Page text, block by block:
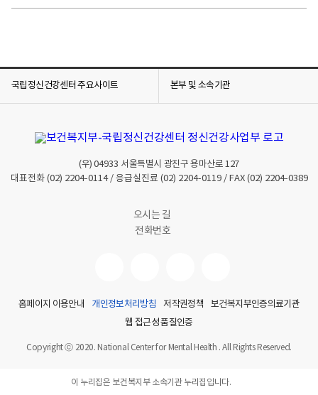
국립정신건강센터 주요사이트 본부 및 소속기관
(우)04933 서울특별시 광진구 용마산로 127
대표전화 (02) 2204-0114/ 응급실진료 (02) 2204-0119/ FAX (02) 2204-0389
오시는 길
전화번호
홈페이지 이용안내 개인정보처리방침 저작권정책
보건복지부인증의료기관
웹 접근성 품질인증
Copyright ⓒ 2020. National Center for Mental Health . All Rights Reserved.
이 누리집은 보건복지부 소속기관 누리집입니다.